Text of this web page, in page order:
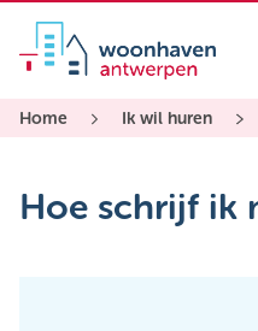
Home Ik wil huren
Hoe schrijf ik